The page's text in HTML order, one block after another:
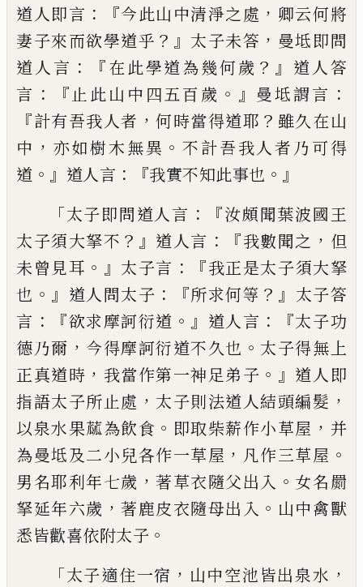
道人即言 ：『今此山中清淨之處 ， 卿云何將
妻子來而欲學道乎 ？』 太子未答 ， 曼坻即問
道人言 ：『在此學道為幾何歲 ？』 道人答
言 ：『 止此山中四五百歲 。』 曼坻謂言 ：
『計有吾我人者 ，何時當得道耶 ？ 雖久在山
中 ， 亦如樹木無異 。不計吾我人者乃可得
道 。』 道人言 ：『我實不知此事也 。』
「太子即問道人言 ：『汝頗聞葉波國王
太子須大拏不 ？』 道人言 ：『我數聞之 ， 但
未曾見耳 。』 太子言 ：『我正是太子須大拏
也 。』 道人問太子 ： 『所求何等 ？』 太子答
言 ：『欲求摩訶衍道 。』 道人言 ：『太子功
德乃爾 ， 今得摩訶衍道不久也 。 太子得無上
正真道時 ， 我當作第一神足弟子 。』 道人即
指語太子所止處 ， 太子則法道人結頭編髮 ，
以泉水果蓏為飲食 。 即取柴薪作小草屋 ， 并
為曼坻及二小兒各作一草屋 ， 凡作三草屋 。
男名耶利年七歲 ，著草衣隨父出入 。 女名罽
拏延年六歲 ，著鹿皮衣隨母出入 。 山中禽獸
悉皆歡喜依附太子 。
「太子適住一宿 ， 山中空池皆出泉水 ，